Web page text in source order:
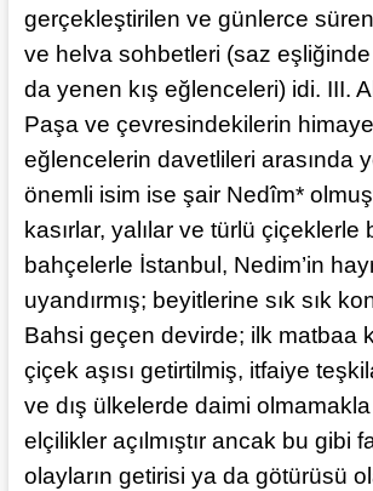
gerçekleştirilen ve günlerce
ve helva sohbetleri (saz
da yenen kış eğlenceleri) idi. III.
Paşa ve çevresindekilerin
eğlencelerin davetlileri arasında
önemli isim ise şair Nedîm*
kasırlar, yalılar ve türlü çiçeklerle
bahçelerle İstanbul, Nedim’in
uyandırmış; beyitlerine sık sık
Bahsi geçen devirde; ilk matbaa
çiçek aşısı getirtilmiş, itfaiye
ve dış ülkelerde daimi
elçilikler açılmıştır ancak bu gibi
olayların getirisi ya da götürüsü